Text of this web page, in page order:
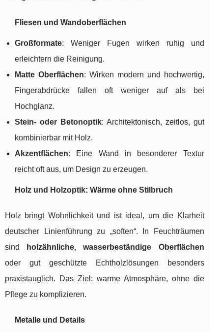
Fliesen und Wandoberflächen
Großformate: Weniger Fugen wirken ruhig und
erleichtern die Reinigung.
Matte Oberflächen: Wirken modern und hochwertig,
Fingerabdrücke fallen oft weniger auf als bei
Hochglanz.
Stein- oder Betonoptik: Architektonisch, zeitlos, gut
kombinierbar mit Holz.
Akzentflächen: Eine Wand in besonderer Textur
reicht oft aus, um Design zu erzeugen.
Holz und Holzoptik: Wärme ohne Stilbruch
Holz bringt Wohnlichkeit und ist ideal, um die Klarheit
deutscher Linienführung zu „soften“. In Feuchträumen
sind
holzähnliche, wasserbeständige Oberflächen
oder gut geschützte Echtholzlösungen besonders
praxistauglich. Das Ziel: warme Atmosphäre, ohne die
Pflege zu komplizieren.
Metalle und Details